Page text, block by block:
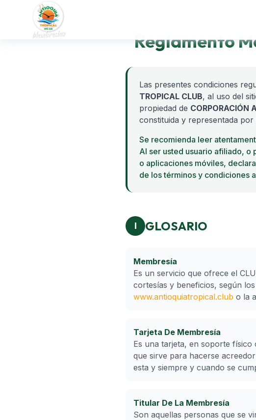
Reglamento
Las presentes condiciones
TROPICAL CLUB, al uso del
propiedad de CORPORACIÓN
constituida y representada por
Se recomienda leer
Al ser usted usuario afiliado, o
o aplicaciones móviles,
de los términos y condiciones
I GLOSARIO
Membresía
Es un servicio que ofrece el
cortesías y beneficios, según
www.antioquiatropical.club o la
Tarjeta De Membresía
Es una tarjeta, en soporte físico
que sirve para hacerse
esta y siempre y cuando se
Titular De La Membresía
Son aquellas personas que se